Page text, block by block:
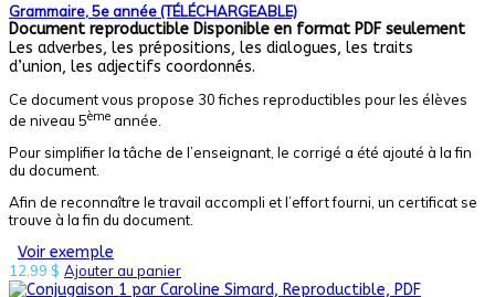
Grammaire, 5e année (TÉLÉCHARGEABLE)
Document reproductible Disponible en format PDF seulement
Les adverbes, les prépositions, les dialogues, les traits
d’union, les adjectifs coordonnés.
Ce document vous propose 30 fiches reproductibles pour les élèves
de niveau 5ème année.
Pour simplifier la tâche de l’enseignant, le corrigé a été ajouté à la fin
du document.
Afin de reconnaître le travail accompli et l’effort fourni, un certificat se
trouve à la fin du document.
Voir exemple
12,99 $ Ajouter au panier